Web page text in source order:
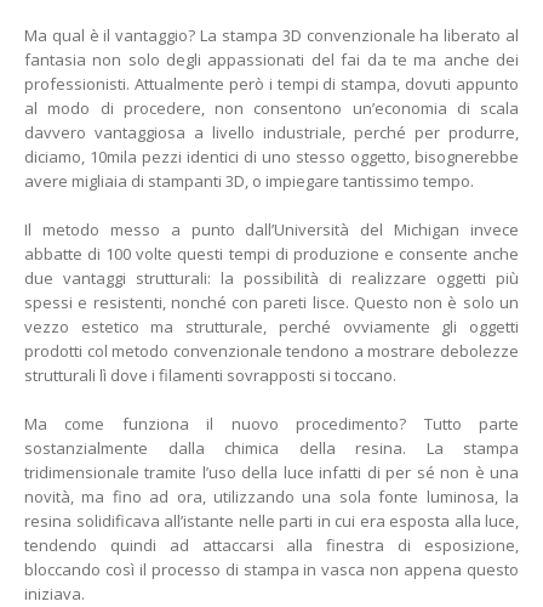
Ma qual è il vantaggio? La stampa 3D convenzionale ha liberato al
fantasia non solo degli appassionati del fai da te ma anche dei
professionisti. Attualmente però i tempi di stampa, dovuti appunto
al modo di procedere, non consentono un’economia di scala
davvero vantaggiosa a livello industriale, perché per produrre,
diciamo, 10mila pezzi identici di uno stesso oggetto, bisognerebbe
avere migliaia di stampanti 3D, o impiegare tantissimo tempo.
Il metodo messo a punto dall’Università del Michigan invece
abbatte di 100 volte questi tempi di produzione e consente anche
due vantaggi strutturali: la possibilità di realizzare oggetti più
spessi e resistenti, nonché con pareti lisce. Questo non è solo un
vezzo estetico ma strutturale, perché ovviamente gli oggetti
prodotti col metodo convenzionale tendono a mostrare debolezze
strutturali lì dove i filamenti sovrapposti si toccano.
Ma come funziona il nuovo procedimento? Tutto parte
sostanzialmente dalla chimica della resina. La stampa
tridimensionale tramite l’uso della luce infatti di per sé non è una
novità, ma fino ad ora, utilizzando una sola fonte luminosa, la
resina solidificava all’istante nelle parti in cui era esposta alla luce,
tendendo quindi ad attaccarsi alla finestra di esposizione,
bloccando così il processo di stampa in vasca non appena questo
iniziava.